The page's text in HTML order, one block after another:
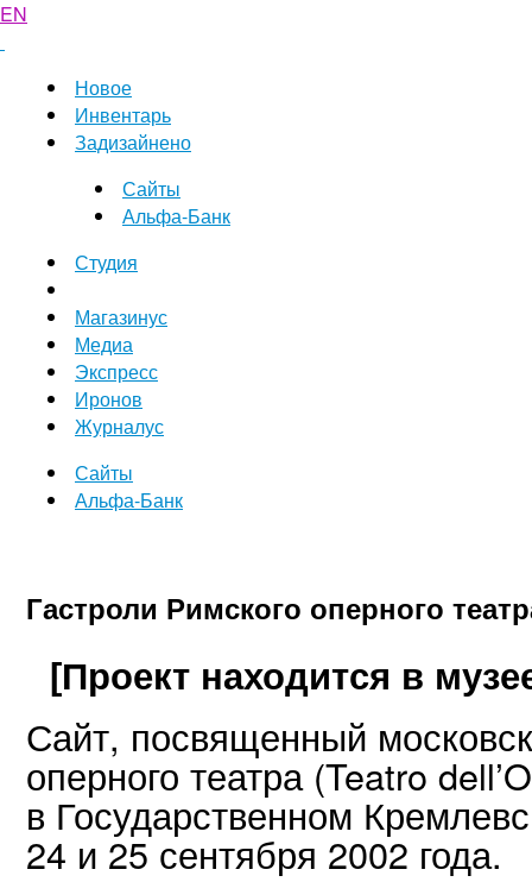
EN
Новое
Инвентарь
Задизайнено
Сайты
Альфа-Банк
Студия
Магазинус
Медиа
Экспресс
Иронов
Журналус
Сайты
Альфа-Банк
Гастроли Римского оперного
[Проект находится в
Сайт, посвященный
оперного театра (Teatro
в Государственном
24 и 25 сентября 2002 года.